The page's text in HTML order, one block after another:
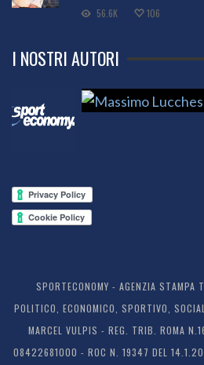
56.6K 106
I NOSTRI AUTORI
SPORTECONOMY - AGENZIA STAMPA
POLITICO, ECONOMICO, SPORTIVO,
MARCEL VULPIS - REG. TRIB. ROMA
08422681000 - ROC N. 19347 DEL